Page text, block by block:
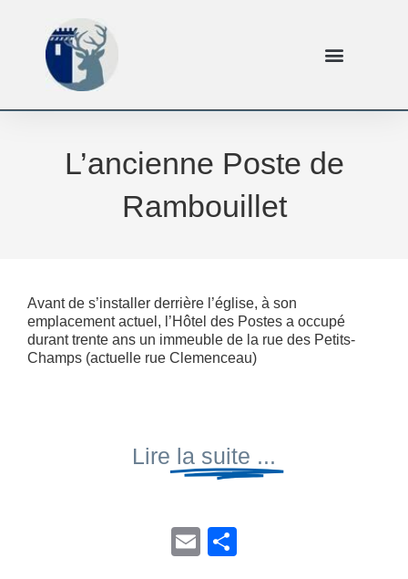
L’ancienne Poste de
Rambouillet
Avant de s’installer derrière l’église, à son
emplacement actuel, l’Hôtel des Postes a occupé
durant trente ans un immeuble de la rue des Petits-
Champs (actuelle rue Clemenceau)
Lire la suite ...
E